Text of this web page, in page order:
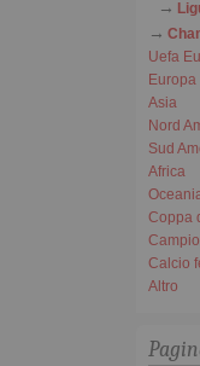
Uefa
Europa
Asia
Nord
Sud
Africa
Coppa
Calcio
Altro